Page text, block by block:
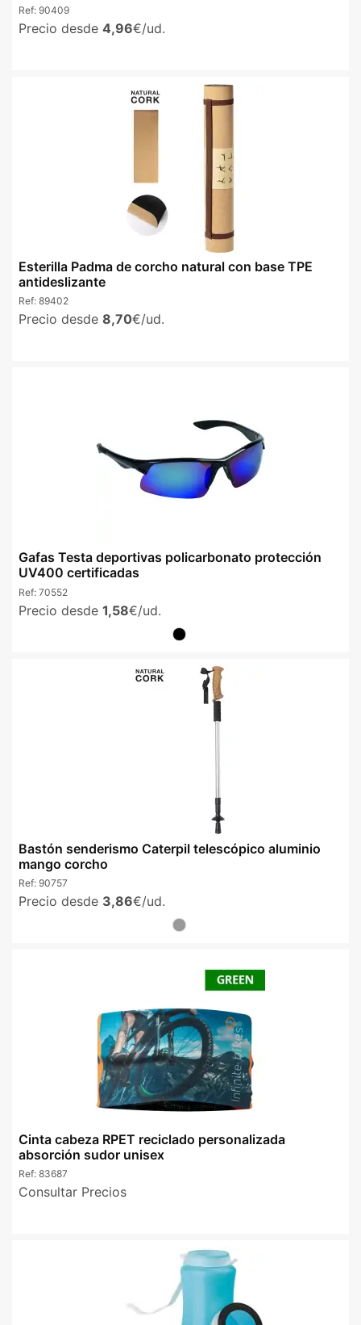
Ref: 90409
Precio desde 4,96€/ud.
Esterilla Padma de corcho natural con base TPE
antideslizante
Ref: 89402
Precio desde 8,70€/ud.
Gafas Testa deportivas policarbonato protección
UV400 certificadas
Ref: 70552
Precio desde 1,58€/ud.
Bastón senderismo Caterpil telescópico aluminio
mango corcho
Ref: 90757
Precio desde 3,86€/ud.
Cinta cabeza RPET reciclado personalizada
absorción sudor unisex
Ref: 83687
Consultar Precios